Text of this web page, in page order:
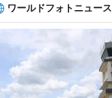
ワールドフォトニュース